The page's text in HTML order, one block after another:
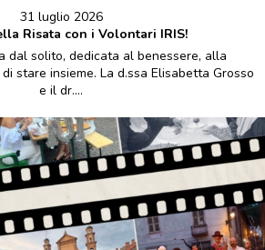
31 luglio 2026
Risata con i Volontari IRIS!
dal solito, dedicata al benessere, alla
stare insieme. La d.ssa Elisabetta Grosso
e il dr....